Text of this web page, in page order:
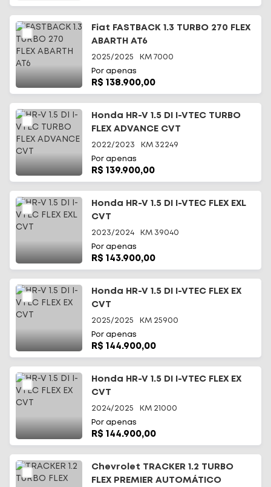
Fiat FASTBACK 1.3 TURBO 270 FLEX
ABARTH AT6
2025/2025 KM 7000
Por apenas
R$ 138.900,00
Honda HR-V 1.5 DI I-VTEC TURBO
FLEX ADVANCE CVT
2022/2023 KM 32249
Por apenas
R$ 139.900,00
Honda HR-V 1.5 DI I-VTEC FLEX EXL
CVT
2023/2024 KM 39040
Por apenas
R$ 143.900,00
Honda HR-V 1.5 DI I-VTEC FLEX EX
CVT
2025/2025 KM 25900
Por apenas
R$ 144.900,00
Honda HR-V 1.5 DI I-VTEC FLEX EX
CVT
2024/2025 KM 21000
Por apenas
R$ 144.900,00
Chevrolet TRACKER 1.2 TURBO
FLEX PREMIER AUTOMÁTICO